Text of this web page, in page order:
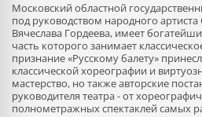
Московский областной
под руководством народного
Вячеслава Гордеева, имеет
часть которого занимает
признание «Русскому балету»
классической хореографии и
мастерство, но также авторские
руководителя театра - от
полнометражных спектаклей самых